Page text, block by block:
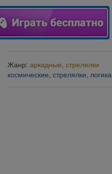
Жанр: аркадные, стрелялки
космические, стрелялки, логика